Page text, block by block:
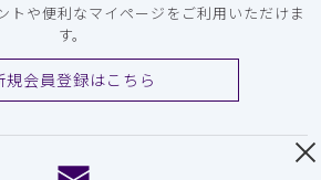
トや便利なマイページをご利用いただけま
す。
規会員登録はこちら